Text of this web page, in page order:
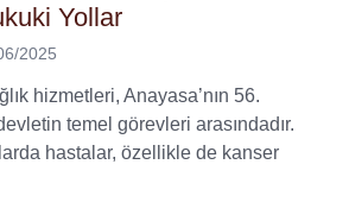
Yollar
2025
hizmetleri, Anayasa’nın 56.
temel görevleri arasındadır.
hastalar, özellikle de kanser